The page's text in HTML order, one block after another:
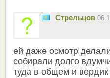
Стрельцов
ей даже осмотр
собирали долго
туда в общем и